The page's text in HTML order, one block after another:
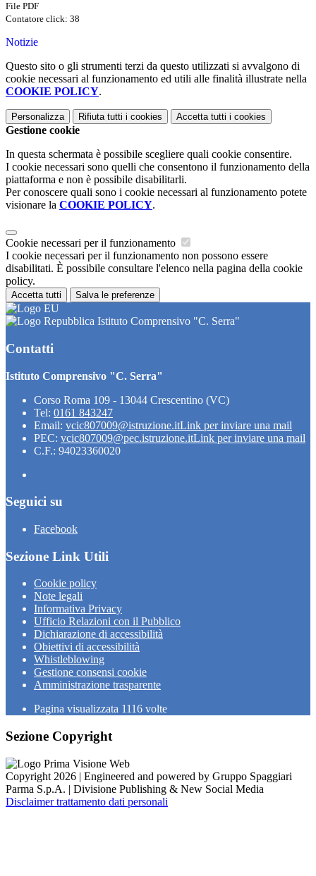
File PDF
Contatore click: 38
Notizie
Questo sito o gli strumenti terzi da questo utilizzati si avvalgono di
cookie necessari al funzionamento ed utili alle finalità illustrate nella
COOKIE POLICY.
Personalizza Rifiuta tutti i cookies Accetta tutti i cookies
Gestione cookie
In questa schermata è possibile scegliere quali cookie consentire.
I cookie necessari sono quelli che consentono il funzionamento della
piattaforma e non è possibile disabilitarli.
Per conoscere quali sono i cookie necessari al funzionamento potete
visionare la COOKIE POLICY.
Cookie necessari per il funzionamento
I cookie necessari per il funzionamento non possono essere
disabilitati. È possibile consultare l'elenco nella pagina della cookie
policy.
Accetta tutti Salva le preferenze
Istituto Comprensivo "C. Serra"
Contatti
Istituto Comprensivo "C. Serra"
Corso Roma 109 - 13044 Crescentino (VC)
Tel: 0161 843247
Email: vcic807009@istruzione.itLink per inviare una mail
PEC: vcic807009@pec.istruzione.itLink per inviare una mail
C.F.: 94023360020
Seguici su
Facebook
Sezione Link Utili
Cookie policy
Note legali
Informativa Privacy
Ufficio Relazioni con il Pubblico
Dichiarazione di accessibilità
Obiettivi di accessibilità
Whistleblowing
Gestione consensi cookie
Amministrazione trasparente
Pagina visualizzata 1116 volte
Sezione Copyright
Copyright 2026 | Engineered and powered by Gruppo Spaggiari
Parma S.p.A. | Divisione Publishing & New Social Media
Disclaimer trattamento dati personali